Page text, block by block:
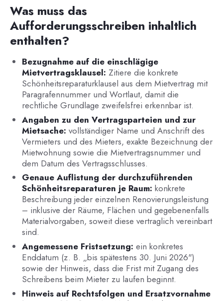
Was muss das
Aufforderungsschreiben inhaltlich
enthalten?
Bezugnahme auf die einschlägige
Mietvertragsklausel: Zitiere die konkrete
Schönheitsreparaturklausel aus dem Mietvertrag mit
Paragrafennummer und Wortlaut, damit die
rechtliche Grundlage zweifelsfrei erkennbar ist.
Angaben zu den Vertragsparteien und zur
Mietsache: vollständiger Name und Anschrift des
Vermieters und des Mieters, exakte Bezeichnung der
Mietwohnung sowie die Mietvertragsnummer und
dem Datum des Vertragsschlusses.
Genaue Auflistung der durchzuführenden
Schönheitsreparaturen je Raum: konkrete
Beschreibung jeder einzelnen Renovierungsleistung
– inklusive der Räume, Flächen und gegebenenfalls
Materialvorgaben, soweit diese vertraglich vereinbart
sind.
Angemessene Fristsetzung: ein konkretes
Enddatum (z. B. „bis spätestens 30. Juni 2026")
sowie der Hinweis, dass die Frist mit Zugang des
Schreibens beim Mieter zu laufen beginnt.
Hinweis auf Rechtsfolgen und Ersatzvornahme